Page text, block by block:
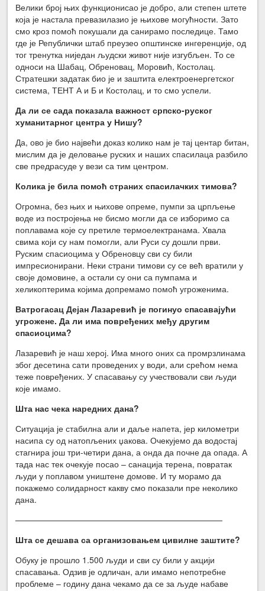
Велики број њих функционисао је добро, али степен штете
која је настала превазилазио је њихове могућности. Зато
смо кроз помоћ покушали да санирамо последице. Тамо
где је Републички штаб преузео општинске ингеренције, од
тог тренутка ниједан људски живот није изгубљен. То се
односи на Шабац, Обреновац, Моровић, Костолац.
Стратешки задатак био је и заштита електроенергетског
система, ТЕНТ А и Б и Костолац, и то смо успели.
Да ли се сада показала важност српско-руског
хуманитарног центра у Нишу?
Да, ово је био највећи доказ колико нам је тај центар битан,
мислим да је деловање руских и наших спасилаца разбило
све предрасуде у вези са тим центром.
Колика је била помоћ страних спасилачких тимова?
Огромна, без њих и њихове опреме, пумпи за црпљење
воде из постројења не бисмо могли да се изборимо са
поплавама које су претиле термоелектранама. Хвала
свима који су нам помогли, али Руси су дошли први.
Руским спасиоцима у Обреновцу сви су били
импресионирани. Неки страни тимови су се већ вратили у
своје домовине, а остали су они са пумпама и
хеликоптерима којима допремамо помоћ угроженима.
ВатрогасацДејан Лазаревић је погинуо спасавајући
угрожене. Да ли има повређених међу другим
спасиоцима?
Лазаревић је наш херој. Има много оних са промрзлинама
због десетина сати проведених у води, али срећом нема
теже повређених. У спасавању су учествовали сви људи
које имамо.
Шта нас чека наредних дана?
Ситуација је стабилна али и даље напета, јер километри
насипа су од натопљених џакова. Очекујемо да водостај
стагнира још три-четири дана, а онда да почне да опада. А
тада нас тек очекује посао – санација терена, повратак
људи у поплавом уништене домове. И ту морамо да
покажемо солидарност какву смо показали пре неколико
дана.
—————————————————————————
Шта се дешава са организовањем цивилне заштите?
Обуку је прошло 1.500 људи и сви су били у акцији
спасавања. Одзив је одличан, али имамо непотребне
проблеме – годину дана чекамо да се за људе набаве